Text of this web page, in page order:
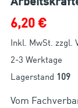
6,20 €
Inkl. MwSt. zzgl.
2-3 Werktage
Lagerstand 109
Vom